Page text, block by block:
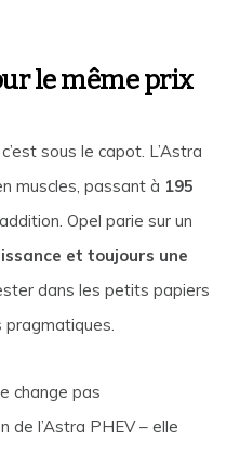
le même prix
sous le capot. L’Astra
muscles, passant à 195
Opel parie sur un
et toujours une
dans les petits papiers
change pas
de l’Astra PHEV – elle